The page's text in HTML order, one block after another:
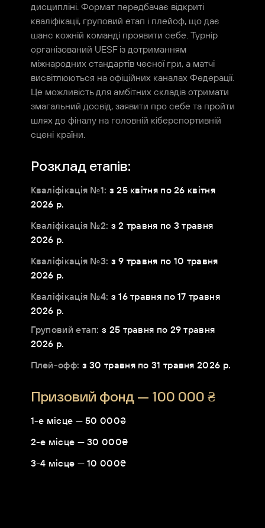
дисципліні. Формат передбачає відкриті
кваліфікації, груповий етап і плейоф, що дає
шанс кожній команді проявити себе. Турнір
організований UESF із дотриманням
міжнародних стандартів чесної гри, а матчі
висвітлюються на офіційних каналах Федерації.
Це можливість для амбітних складів отримати
змагальний досвід, заявити про себе та пройти
шлях до фіналу на головній кіберспортивній
сцені країни.
Розклад етапів:
Кваліфікація №1: з 25 квітня по 26 квітня
2026 р.
Кваліфікація №2: з 2 травня по 3 травня
2026 р.
Кваліфікація №3: з 9 травня по 10 травня
2026 р.
Кваліфікація №4: з 16 травня по 17 травня
2026 р.
Груповий етап:з 25 травня по 29 травня
2026 р.
Плей-офф: з 30 травня по 31 травня 2026 р.
Призовий фонд — 100 000 ₴
1-е місце — 50 000₴
2-е місце — 30 000₴
3-4 місце — 10 000₴